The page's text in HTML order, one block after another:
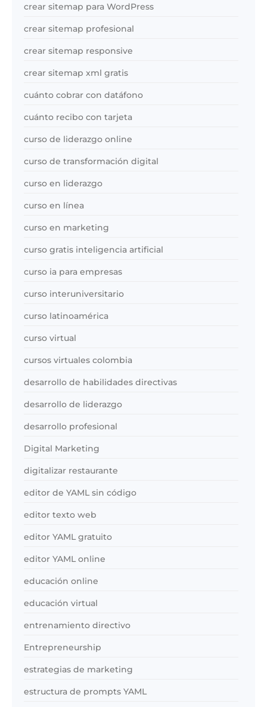
crear sitemap para WordPress
crear sitemap profesional
crear sitemap responsive
crear sitemap xml gratis
cuánto cobrar con datáfono
cuánto recibo con tarjeta
curso de liderazgo online
curso de transformación digital
curso en liderazgo
curso en línea
curso en marketing
curso gratis inteligencia artificial
curso ia para empresas
curso interuniversitario
curso latinoamérica
curso virtual
cursos virtuales colombia
desarrollo de habilidades directivas
desarrollo de liderazgo
desarrollo profesional
Digital Marketing
digitalizar restaurante
editor de YAML sin código
editor texto web
editor YAML gratuito
editor YAML online
educación online
educación virtual
entrenamiento directivo
Entrepreneurship
estrategias de marketing
estructura de prompts YAML